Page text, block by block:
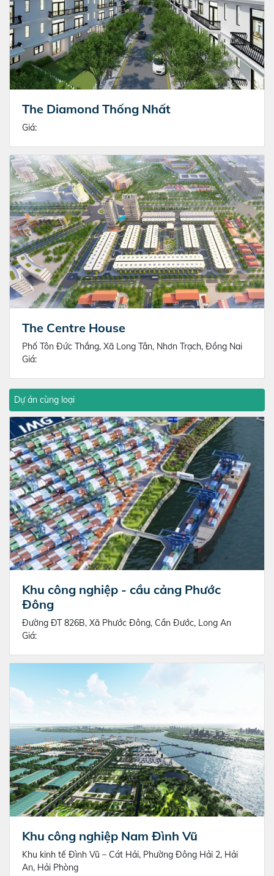
The Diamond Thống Nhất
Giá:
The Centre House
Phố Tôn Đức Thắng, Xã Long Tân, Nhơn Trạch, Đồng Nai
Giá:
Dự án cùng loại
Khu công nghiệp - cầu cảng Phước
Đông
Đường ĐT 826B, Xã Phước Đông, Cần Đước, Long An
Giá:
Khu công nghiệp Nam Đình Vũ
Khu kinh tế Đình Vũ – Cát Hải, Phường Đông Hải 2, Hải
An, Hải Phòng